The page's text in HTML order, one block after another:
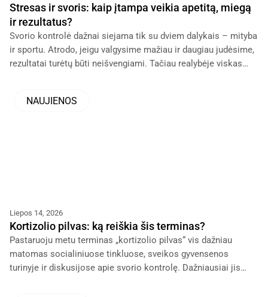
Stresas ir svoris: kaip įtampa veikia apetitą, miegą
ir rezultatus?
Svorio kontrolė dažnai siejama tik su dviem dalykais – mityba
ir sportu. Atrodo, jeigu valgysime mažiau ir daugiau judėsime,
rezultatai turėtų būti neišvengiami. Tačiau realybėje viskas
NAUJIENOS
Liepos 14, 2026
Kortizolio pilvas: ką reiškia šis terminas?
Pastaruoju metu terminas „kortizolio pilvas“ vis dažniau
matomas socialiniuose tinkluose, sveikos gyvensenos
turinyje ir diskusijose apie svorio kontrolę. Dažniausiai jis